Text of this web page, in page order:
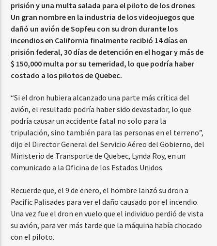
prisión y una multa salada para el piloto de los drones
Un gran nombre en la industria de los videojuegos que
dañó un avión de Sopfeu con su dron durante los
incendios en California finalmente recibió 14 días en
prisión federal, 30 días de detención en el hogar y más de
$ 150,000 multa por su temeridad, lo que podría haber
costado a los pilotos de Quebec.
“Si el dron hubiera alcanzado una parte más crítica del
avión, el resultado podría haber sido devastador, lo que
podría causar un accidente fatal no solo para la
tripulación, sino también para las personas en el terreno”,
dijo el Director General del Servicio Aéreo del Gobierno, del
Ministerio de Transporte de Quebec, Lynda Roy, en un
comunicado a la Oficina de los Estados Unidos.
Recuerde que, el 9 de enero, el hombre lanzó su dron a
Pacific Palisades para ver el daño causado por el incendio.
Una vez fue el dron en vuelo que el individuo perdió de vista
su avión, para ver más tarde que la máquina había chocado
con el piloto.